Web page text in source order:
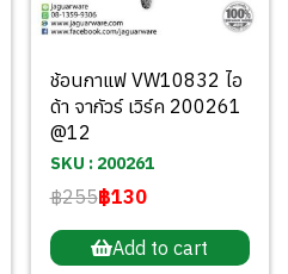
ช้อนกาแฟ VW10832 ไอ
ด้า จากัวร์ เวิร์ค 200261
@12
SKU : 200261
฿255฿130
Add to cart